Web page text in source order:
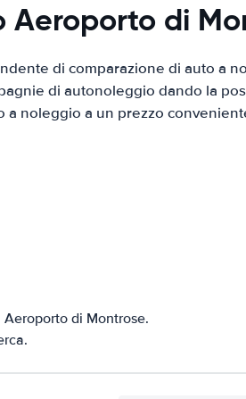
Aeroporto di
di comparazione di auto a
di autonoleggio dando la
a noleggio a un prezzo
di Montrose.